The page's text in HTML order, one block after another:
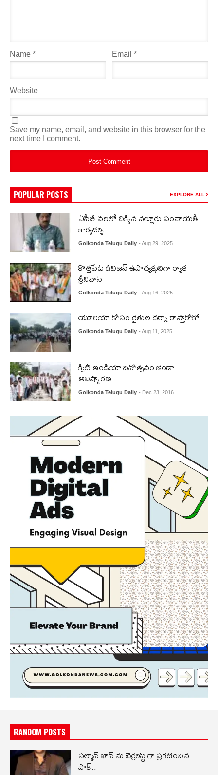
Name * Email*
Website
Save my name, email, and website in this browser for the
next time I comment.
POPULAR POSTS EXPLORE ALL
ఏసీబీ వలలో చిక్కిన చల్లూరు పంచాయతీ
కార్యదర్శి
Golkonda Telugu Daily - Aug 29, 2025
కొత్తపేట డివిజన్ ఉపాధ్యక్షునిగా ర్యాక
శ్రీనివాస్
Golkonda Telugu Daily - Aug 16, 2025
యూరియా కోసం రైతుల ధర్నా రాస్తారోకో
Golkonda Telugu Daily - Aug 11, 2025
క్విట్ ఇండియా దినోత్సవం జెండా
ఆవిష్కారణ
Golkonda Telugu Daily - Dec 23, 2016
RANDOM POSTS
సల్మాన్ ఖాన్ ను టెర్రరిస్ట్ గా ప్రకటించిన
పాక్..